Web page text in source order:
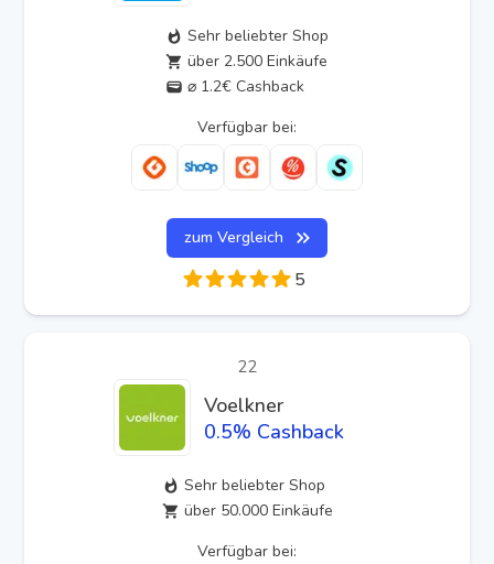
Sehr beliebter Shop
über 2.500 Einkäufe
⌀ 1.2€ Cashback
Verfügbar bei:
zum Vergleich
5
22
Voelkner
0.5% Cashback
Sehr beliebter Shop
über 50.000 Einkäufe
Verfügbar bei: